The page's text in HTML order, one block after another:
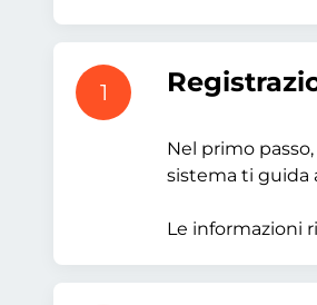
1
Nel primo
sistema ti guida
Le informazioni